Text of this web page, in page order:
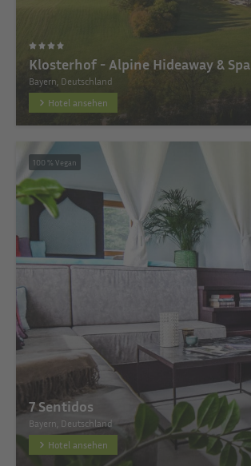
Klosterhof - Alpine Hideaway & Spa
Bayern, Deutschland
Hotel ansehen
100 % Vegan
7 Sentidos
Bayern, Deutschland
Hotel ansehen